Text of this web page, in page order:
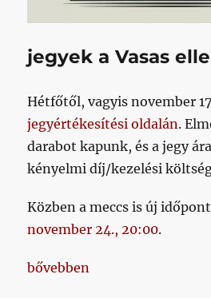
jegyek a Vasas
Hétfőtől, vagyis november
jegyértékesítési oldalán.
darabot kapunk, és a jegy
kényelmi díj/kezelési
Közben a meccs is új
november 24., 20:00.
„Jegyelővétel, hétfő,
bővebben